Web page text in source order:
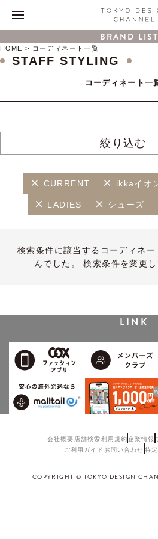
BRAND LIST
HOME コーディネート一覧
STAFF STYLING
コーディネート一
絞り込む
CURRENT ikkaイオ
LADIES シューズ
検索条件に該当するコーディネ
んでした。 検索条件を変更し
LINK
会社概要 店舗検索利用規約企業情報
ご利用ガイド お問い合わせ 特
COPYRIGHT © TOKYO DESIGN